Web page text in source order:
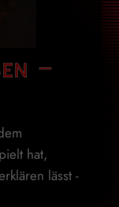
–
hat,
lässt -